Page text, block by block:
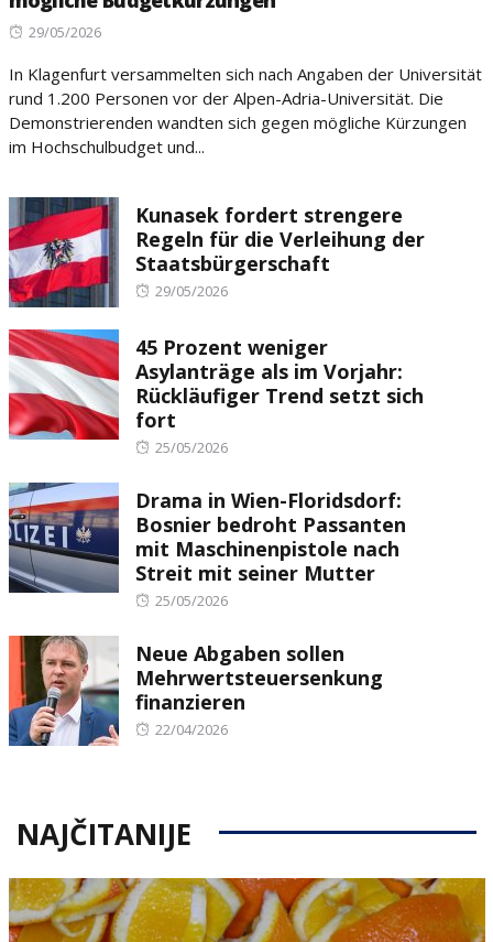
Posted
29/05/2026
In Klagenfurt versammelten sich nach Angaben der Universität
rund 1.200 Personen vor der Alpen-Adria-Universität. Die
Demonstrierenden wandten sich gegen mögliche Kürzungen
im Hochschulbudget und...
Kunasek fordert strengere
Regeln für die Verleihung der
Staatsbürgerschaft
Posted
29/05/2026
45 Prozent weniger
Asylanträge als im Vorjahr:
Rückläufiger Trend setzt sich
fort
Posted
25/05/2026
Drama in Wien-Floridsdorf:
Bosnier bedroht Passanten
mit Maschinenpistole nach
Streit mit seiner Mutter
Posted
25/05/2026
Neue Abgaben sollen
Mehrwertsteuersenkung
finanzieren
Posted
22/04/2026
NAJČITANIJE